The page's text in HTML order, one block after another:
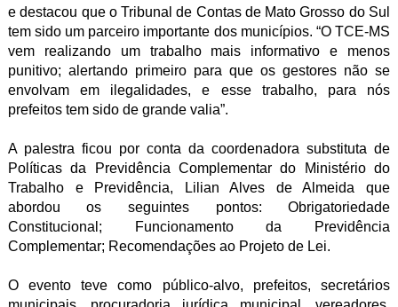
e destacou que o Tribunal de Contas de Mato Grosso do Sul
tem sido um parceiro importante dos municípios. “O TCE-MS
vem realizando um trabalho mais informativo e menos
punitivo; alertando primeiro para que os gestores não se
envolvam em ilegalidades, e esse trabalho, para nós
prefeitos tem sido de grande valia”.
A palestra ficou por conta da coordenadora substituta de
Políticas da Previdência Complementar do Ministério do
Trabalho e Previdência, Lilian Alves de Almeida que
abordou os seguintes pontos: Obrigatoriedade
Constitucional; Funcionamento da Previdência
Complementar; Recomendações ao Projeto de Lei.
O evento teve como público-alvo, prefeitos, secretários